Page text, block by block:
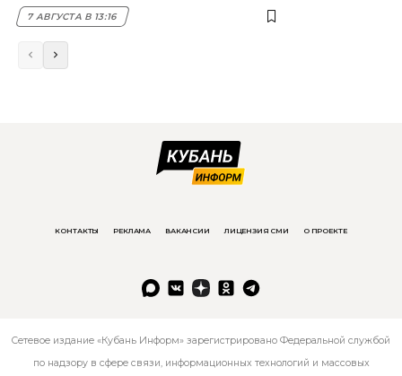
7 АВГУСТА В 13:16
КОНТАКТЫ РЕКЛАМА ВАКАНСИИ ЛИЦЕНЗИЯ СМИ О ПРОЕКТЕ
Сетевое издание «Кубань Информ» зарегистрировано Федеральной службой
по надзору в сфере связи, информационных технологий и массовых